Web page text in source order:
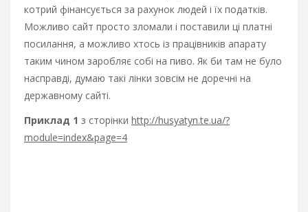
котрий фінансується за рахунок людей і їх податків.
Можливо сайт просто зломали і поставили ці платні
посилання, а можливо хтось із працівників апарату
таким чином заробляє собі на пиво. Як би там не було
насправді, думаю такі лінки зовсім не доречні на
державному сайті.
Приклад 1 з сторінки http://husyatyn.te.ua/?
module=index&page=4